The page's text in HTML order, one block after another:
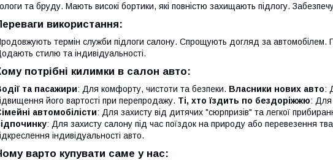
та бруду. Мають високі бортики, які повністю захищають підлогу.
використання:
термін служби підлоги салону. Спрощують догляд за автомобілем.
стилю та індивідуальності.
потрібні килимки в салон авто:
та пасажири: Для комфорту, чистоти та безпеки. Власники нових авто:
його вартості при перепродажу. Ті, хто їздить по бездоріжжю: Для
автомобілісти: Для захисту від дитячих "сюрпризів" та легкої
: Для захисту салону під час поїздок на природу або перевезення
індивідуальності авто.
варто купувати саме у нас: